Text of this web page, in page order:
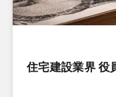
住宅建設業界 役